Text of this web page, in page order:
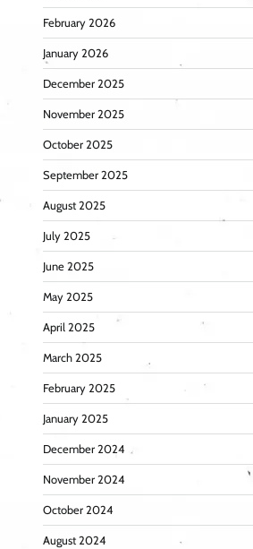
February 2026
January 2026
December 2025
November 2025
October 2025
September 2025
August 2025
July 2025
June 2025
May 2025
April 2025
March 2025
February 2025
January 2025
December 2024
November 2024
October 2024
August 2024